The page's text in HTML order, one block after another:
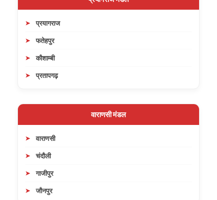
प्रयागराज
फतेहपुर
कौशाम्बी
प्रतापगढ़
वाराणसी मंडल
वाराणसी
चंदौली
गाजीपुर
जौनपुर